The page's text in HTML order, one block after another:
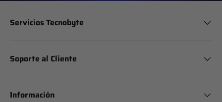
Servicios Tecnobyte
Soporte al Cliente
Información